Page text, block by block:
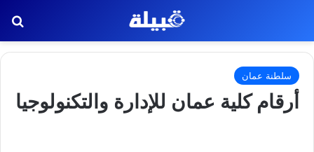
سلطنة عمان
أرقام كلية عمان للإدارة والتكنولوجيا